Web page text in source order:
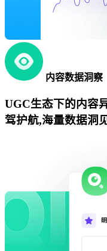
内容数据洞察
UGC生态下的内容
驾护航,海量数据洞